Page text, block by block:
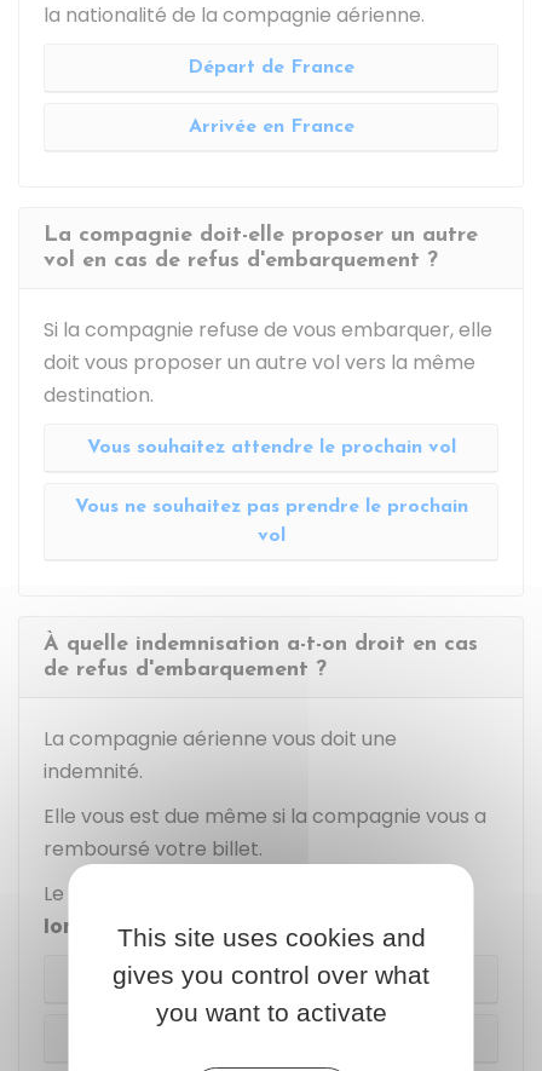
la nationalité de la compagnie aérienne.
Départ de France
Arrivée en France
La compagnie doit-elle proposer un autre
vol en cas de refus d'embarquement ?
Si la compagnie refuse de vous embarquer, elle
doit vous proposer un autre vol vers la même
destination.
Vous souhaitez attendre le prochain vol
Vous ne souhaitez pas prendre le prochain
vol
À quelle indemnisation a-t-on droit en cas
de refus d'embarquement ?
La compagnie aérienne vous doit une
indemnité.
Elle vous est due même si la compagnie vous a
remboursé votre billet.
Le montant de l'indemnisation varie
longueur du trajet.
Jusqu'à 1 500 km
This site uses cookies and
gives you control over what
you want to activate